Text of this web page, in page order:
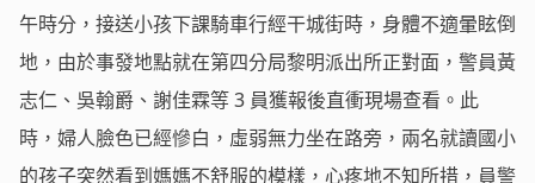
午時分，接送小孩下課騎車行經干城街時，身體不適暈眩倒
地，由於事發地點就在第四分局黎明派出所正對面，警員黃
志仁、吳翰爵、謝佳霖等 3 員獲報後直衝現場查看。此
時，婦人臉色已經慘白，虛弱無力坐在路旁，兩名就讀國小
的孩子突然看到媽媽不舒服的模樣，心疼地不知所措，員警